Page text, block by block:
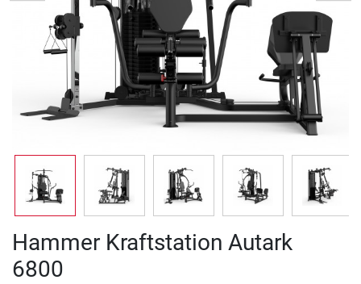
Hammer Kraftstation Autark
6800